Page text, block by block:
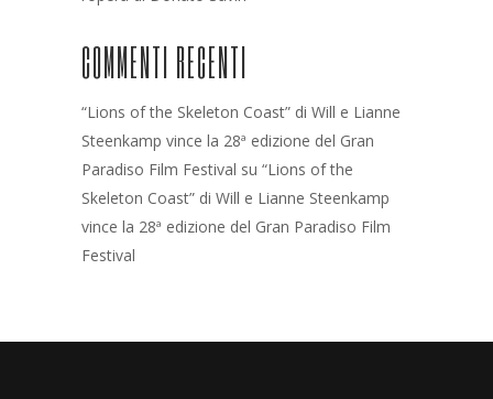
COMMENTI RECENTI
“Lions of the Skeleton Coast” di Will e Lianne
Steenkamp vince la 28ª edizione del Gran
Paradiso Film Festival su “Lions of the
Skeleton Coast” di Will e Lianne Steenkamp
vince la 28ª edizione del Gran Paradiso Film
Festival